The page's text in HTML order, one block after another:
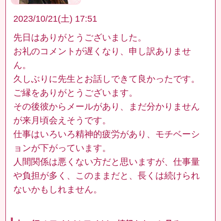
2023/10/21(土) 17:51
先日はありがとうございました。
お礼のコメントが遅くなり、申し訳ありませ
ん。
久しぶりに先生とお話しできて良かったです。
ご縁をありがとうございます。
その後彼からメールがあり、まだ分かりません
が来月頃会えそうです。
仕事はいろいろ精神的疲労があり、モチベーシ
ョンが下がっています。
人間関係は悪くない方だと思いますが、仕事量
や負担が多く、このままだと、長くは続けられ
ないかもしれません。